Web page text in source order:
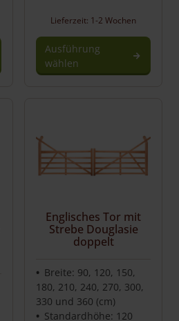
Lieferzeit: 1-2 Wochen
Ausführung
wählen
Englisches Tor mit
Strebe Douglasie
doppelt
Breite: 90, 120, 150,
180, 210, 240, 270, 300,
330 und 360 (cm)
Standardhöhe: 120